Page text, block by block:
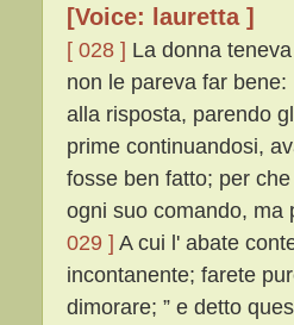
[Voice: lauretta ]
[ 028 ] La donna
non le pareva far
alla risposta, parendo
prime continuandosi,
fosse ben fatto; per
ogni suo comando,
029 ] A cui l' abate
incontanente; farete
dimorare; ” e detto